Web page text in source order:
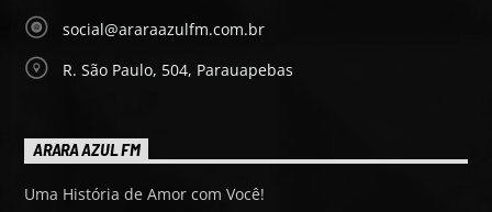
social@araraazulfm.com.br
R. São Paulo, 504, Parauapebas
ARARA AZUL FM
Uma História de Amor com Você!